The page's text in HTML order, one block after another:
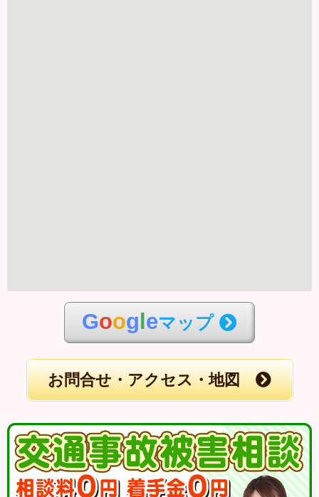
Goog eマップ
お問合せ・アクセス・地図